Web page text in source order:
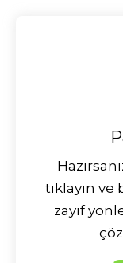
tıklayın
zayıf